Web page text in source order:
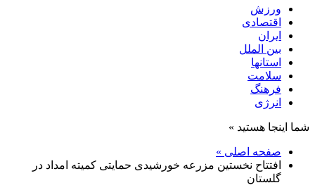
ورزش
اقتصادی
ایران
بین الملل
استانها
سلامت
فرهنگ
انرژی
شما اینجا هستید »
صفحه اصلی »
افتتاح نخستین مزرعه خورشیدی حمایتی کمیته امداد در
گلستان